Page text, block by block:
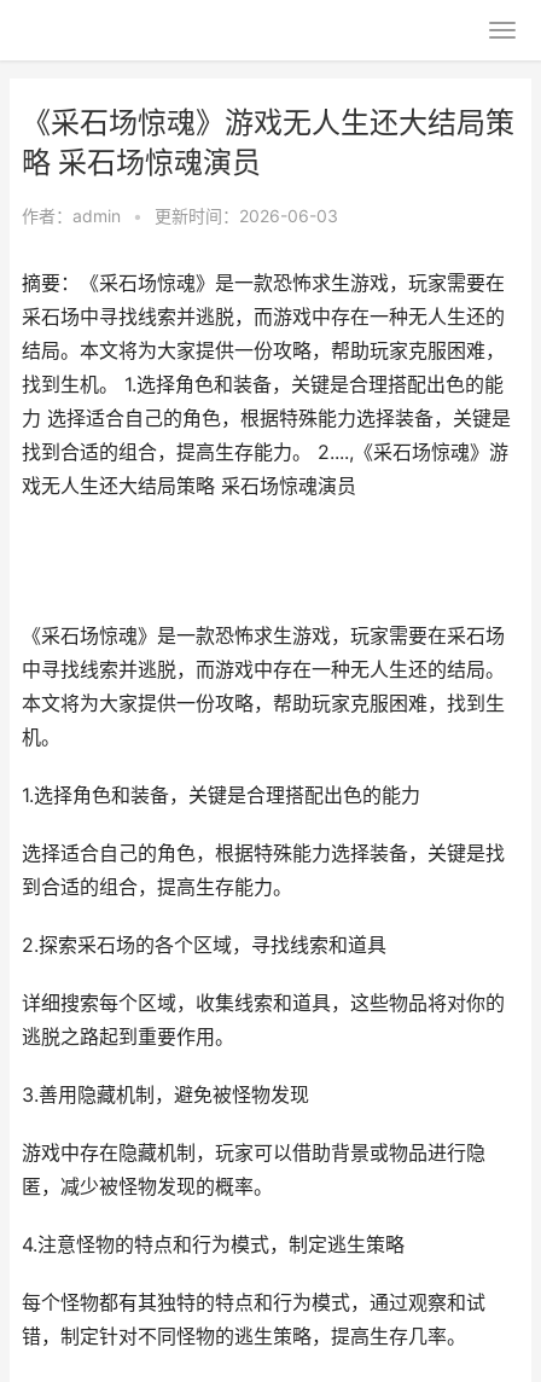
《采石场惊魂》游戏无人生还大结局策
略 采石场惊魂演员
作者： admin • 更新时间：2026-06-03
摘要：《采石场惊魂》是一款恐怖求生游戏，玩家需要在
采石场中寻找线索并逃脱，而游戏中存在一种无人生还的
结局。本文将为大家提供一份攻略，帮助玩家克服困难，
找到生机。 1.选择角色和装备，关键是合理搭配出色的能
力 选择适合自己的角色，根据特殊能力选择装备，关键是
找到合适的组合，提高生存能力。 2....,《采石场惊魂》游
戏无人生还大结局策略 采石场惊魂演员
《采石场惊魂》是一款恐怖求生游戏，玩家需要在采石场
中寻找线索并逃脱，而游戏中存在一种无人生还的结局。
本文将为大家提供一份攻略，帮助玩家克服困难，找到生
机。
1.选择角色和装备，关键是合理搭配出色的能力
选择适合自己的角色，根据特殊能力选择装备，关键是找
到合适的组合，提高生存能力。
2.探索采石场的各个区域，寻找线索和道具
详细搜索每个区域，收集线索和道具，这些物品将对你的
逃脱之路起到重要作用。
3.善用隐藏机制，避免被怪物发现
游戏中存在隐藏机制，玩家可以借助背景或物品进行隐
匿，减少被怪物发现的概率。
4.注意怪物的特点和行为模式，制定逃生策略
每个怪物都有其独特的特点和行为模式，通过观察和试
错，制定针对不同怪物的逃生策略，提高生存几率。